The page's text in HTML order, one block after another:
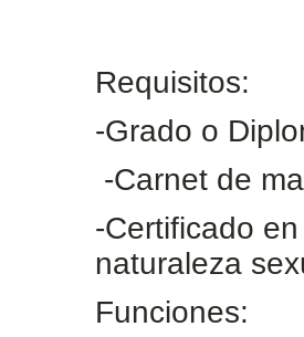
Requisitos:
-Grado o
-Carnet de
-Certificado
naturaleza
Funciones: